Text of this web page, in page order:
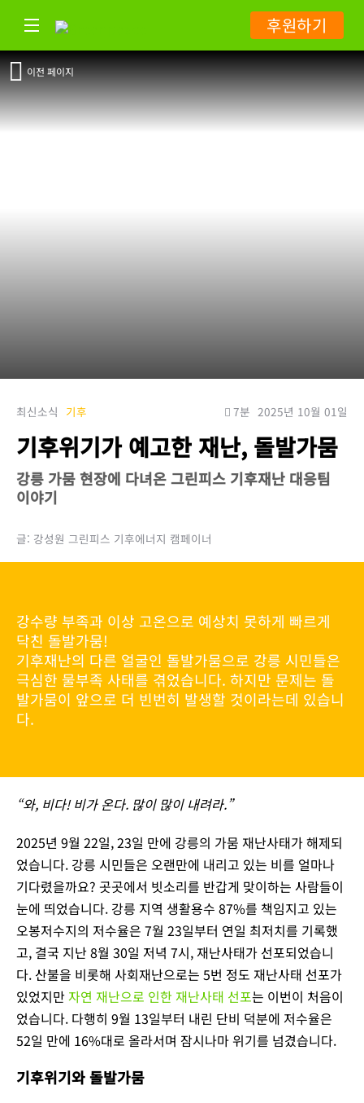
후원하기
이전 페이지
최신소식 기후 7분 2025년 10월 01일
기후위기가 예고한 재난, 돌발가뭄
강릉 가뭄 현장에 다녀온 그린피스 기후재난 대응팀
이야기
글: 강성원 그린피스 기후에너지 캠페이너
강수량 부족과 이상 고온으로 예상치 못하게 빠르게
닥친 돌발가뭄!
기후재난의 다른 얼굴인 돌발가뭄으로 강릉 시민들은
극심한 물부족 사태를 겪었습니다. 하지만 문제는 돌
발가뭄이 앞으로 더 빈번히 발생할 것이라는데 있습니
다.
“와, 비다! 비가 온다. 많이 많이 내려라.”
2025년 9월 22일, 23일 만에 강릉의 가뭄 재난사태가 해제되
었습니다. 강릉 시민들은 오랜만에 내리고 있는 비를 얼마나
기다렸을까요? 곳곳에서 빗소리를 반갑게 맞이하는 사람들이
눈에 띄었습니다. 강릉 지역 생활용수 87%를 책임지고 있는
오봉저수지의 저수율은 7월 23일부터 연일 최저치를 기록했
고, 결국 지난 8월 30일 저녁 7시, 재난사태가 선포되었습니
다. 산불을 비롯해 사회재난으로는 5번 정도 재난사태 선포가
있었지만자연 재난으로 인한 재난사태 선포는 이번이 처음이
었습니다. 다행히 9월 13일부터 내린 단비 덕분에 저수율은
52일 만에 16%대로 올라서며 잠시나마 위기를 넘겼습니다.
기후위기와 돌발가뭄